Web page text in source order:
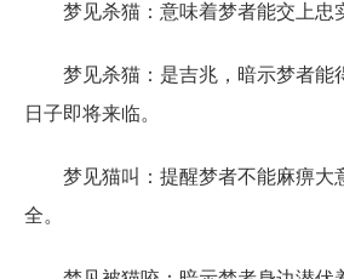
梦见杀猫：意味着梦者能交上忠
梦见杀猫：是吉兆，暗示梦者能
日子即将来临。
梦见猫叫：提醒梦者不能麻痹大
全。